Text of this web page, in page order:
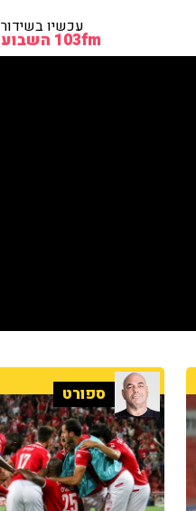
עכשיו בשידור
103fm השבוע
ספורט